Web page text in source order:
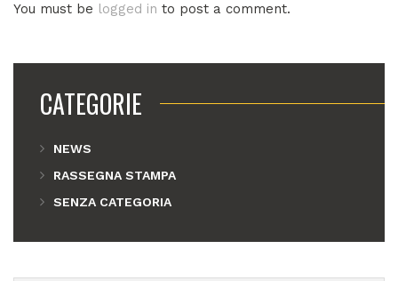
You must be logged in to post a comment.
CATEGORIE
NEWS
RASSEGNA STAMPA
SENZA CATEGORIA